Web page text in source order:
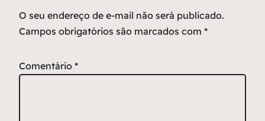
O seu endereço de e-mail não será publicado.
Campos obrigatórios são marcados com *
Comentário *